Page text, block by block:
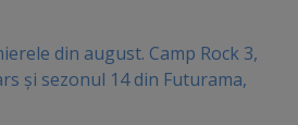
din august. Camp Rock 3,
și sezonul 14 din Futurama,